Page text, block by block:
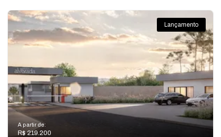
Lançamento
A partir de:
R$ 219.200